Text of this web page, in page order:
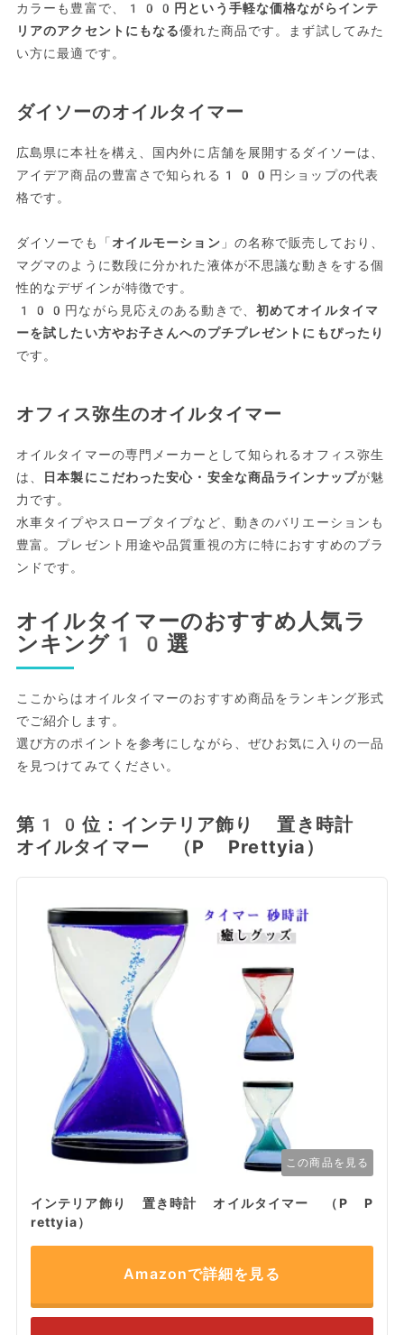
カラーも豊富で、
100円という手軽な価格ながらインテ
リアのアクセントにもなる優れた商品です。まず試してみた
い方に最適です。
ダイソーのオイルタイマー
広島県に本社を構え、国内外に店舗を展開するダイソーは、
アイデア商品の豊富さで知られる100円ショップの代表
格です。
ダイソーでも「オイルモーション 」の名称で販売しており、
マグマのように数段に分かれた液体が不思議な動きをする個
性的なデザインが特徴です。
100円ながら見応えのある動きで、 初めてオイルタイマ
ーを試したい方やお子さんへのプチプレゼントにもぴったり
です。
オフィス弥生のオイルタイマー
オイルタイマーの専門メーカーとして知られるオフィス弥生
は、
日本製にこだわった安心・安全な商品ラインナップが魅
力です。
水車タイプやスロープタイプなど、動きのバリエーションも
豊富。プレゼント用途や品質重視の方に特におすすめのブラ
ンドです。
オイルタイマーのおすすめ人気ラ
ンキング10選
ここからはオイルタイマーのおすすめ商品をランキング形式
でご紹介します。
選び方のポイントを参考にしながら、ぜひお気に入りの一品
を見つけてみてください。
第10位：インテリア飾り 置き時計
オイルタイマー （P Prettyia）
この商品を見る
インテリア飾り 置き時計 オイルタイマー （P P
rettyia）
Amazonで詳細を見る